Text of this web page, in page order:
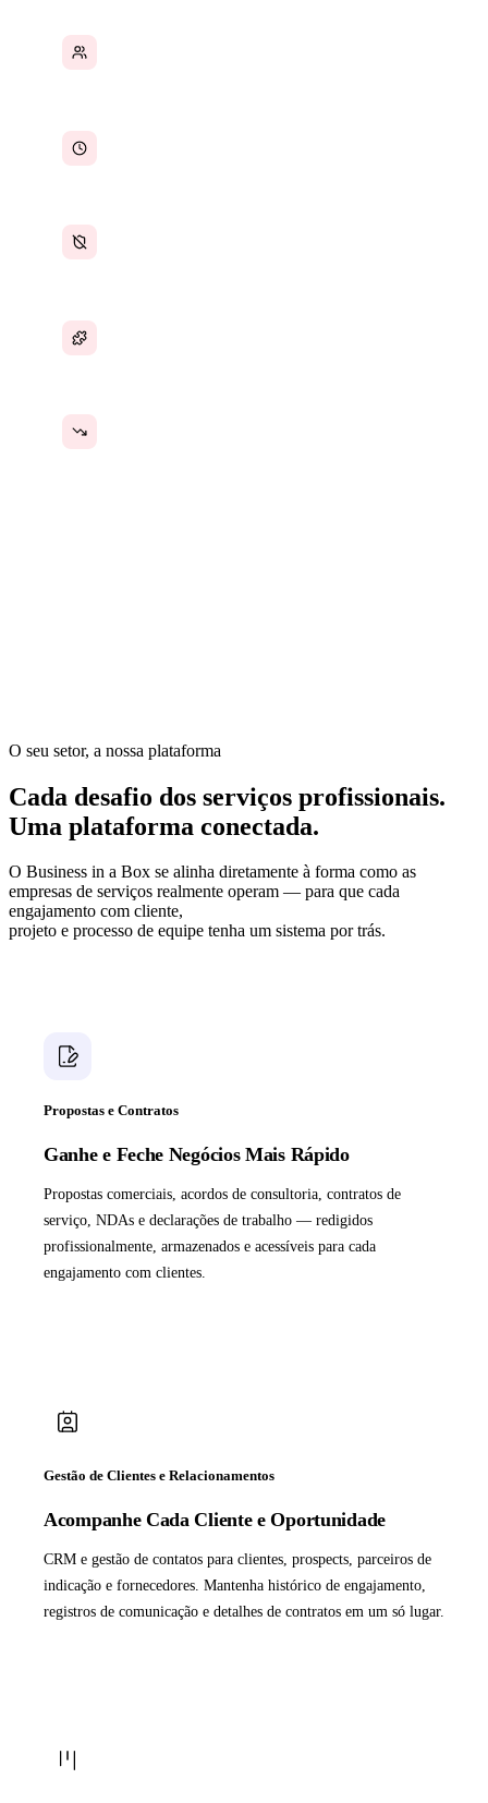
O seu setor, a nossa plataforma
Cada desafio dos serviços profissionais.
Uma plataforma conectada.
O Business in a Box se alinha diretamente à forma como as
empresas de serviços realmente operam — para que cada
engajamento com cliente,
projeto e processo de equipe tenha um sistema por trás.
Propostas e Contratos
Ganhe e Feche Negócios Mais Rápido
Propostas comerciais, acordos de consultoria, contratos de
serviço, NDAs e declarações de trabalho — redigidos
profissionalmente, armazenados e acessíveis para cada
engajamento com clientes.
Gestão de Clientes e Relacionamentos
Acompanhe Cada Cliente e Oportunidade
CRM e gestão de contatos para clientes, prospects, parceiros de
indicação e fornecedores. Mantenha histórico de engajamento,
registros de comunicação e detalhes de contratos em um só lugar.